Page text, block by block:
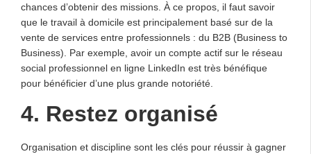
chances d’obtenir des missions. À ce propos, il faut savoir
que le travail à domicile est principalement basé sur de la
vente de services entre professionnels : du B2B (Business to
Business). Par exemple, avoir un compte actif sur le réseau
social professionnel en ligne LinkedIn est très bénéfique
pour bénéficier d’une plus grande notoriété.
4. Restez organisé
Organisation et discipline sont les clés pour réussir à gagner